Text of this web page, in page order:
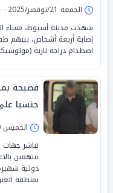
الجمعة 21/نوفمبر/2025 - 06:11 م
شهدت مدينة أسيوط، مساء
إصابة أربعة أشخاص، بينهم
اصطدام دراجة نارية
فضيحة
جنسيا على 6
الخميس 20/نوفمبر/2025 - 10:56 م
تباشر
متهمين
دولية
بمنطقة